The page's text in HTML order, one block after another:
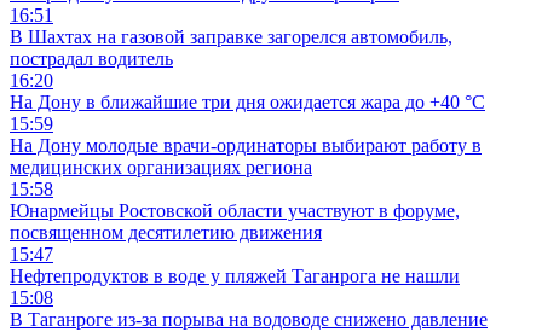
16:51
В Шахтах на газовой заправке загорелся автомобиль,
пострадал водитель
16:20
На Дону в ближайшие три дня ожидается жара до +40 °C
15:59
На Дону молодые врачи-ординаторы выбирают работу в
медицинских организациях региона
15:58
Юнармейцы Ростовской области участвуют в форуме,
посвященном десятилетию движения
15:47
Нефтепродуктов в воде у пляжей Таганрога не нашли
15:08
В Таганроге из-за порыва на водоводе снижено давление